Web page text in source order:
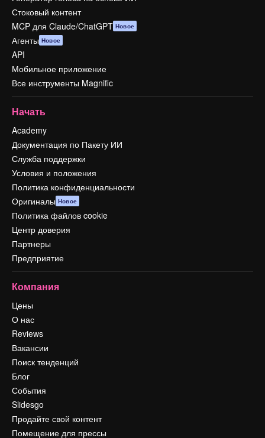
Стоковый контент
MCP для Claude/ChatGPT Новое
Агенты Новое
API
Мобильное приложение
Все инструменты Magnific
Начать
Academy
Документация по Пакету ИИ
Служба поддержки
Условия и положения
Политика конфиденциальности
Оригиналы Новое
Политика файлов cookie
Центр доверия
Партнеры
Предприятие
Компания
Цены
О нас
Reviews
Вакансии
Поиск тенденций
Блог
События
Slidesgo
Продайте свой контент
Помещение для прессы